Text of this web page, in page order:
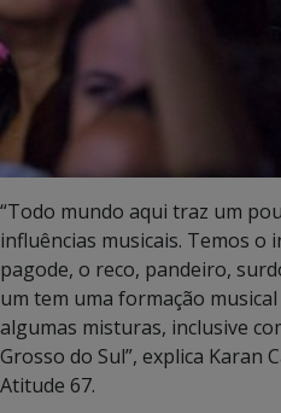
“Todo mundo aqui traz um
influências musicais. Temos
pagode, o reco, pandeiro,
um tem uma formação
algumas misturas, inclusive
Grosso do Sul”, explica Karan
Atitude 67.